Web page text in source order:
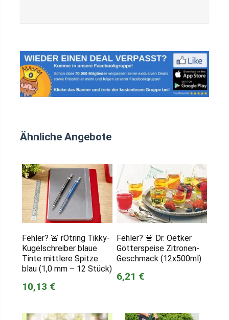
Ähnliche Angebote
Fehler? 🚨 rOtring Tikky-
Kugelschreiber blaue
Tinte mittlere Spitze
blau (1,0 mm – 12 Stück)
10,13 €
Fehler? 🚨 Dr. Oetker
Götterspeise Zitronen-
Geschmack (12x500ml)
6,21 €